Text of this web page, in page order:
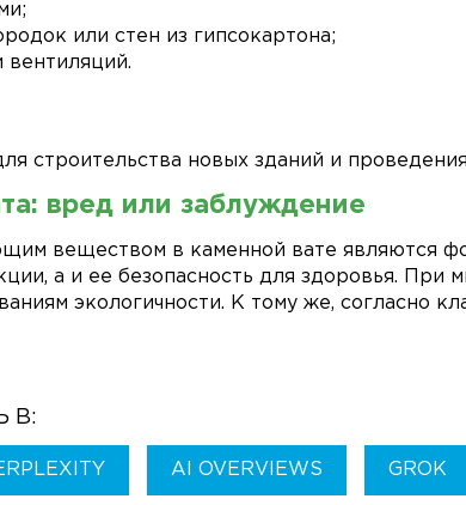
или стен из гипсокартона;
вентиляций.
строительства новых зданий и
вред или заблуждение
веществом в каменной вате являются
а и ее безопасность для здоровья.
экологичности. К тому же, согласно
В:
AI OVERVIEWS GROK